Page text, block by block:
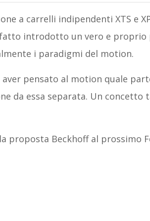
a carrelli indipendenti XTS e
introdotto un vero e proprio
i paradigmi del motion.
pensato al motion quale
da essa separata. Un concetto
proposta Beckhoff al prossimo